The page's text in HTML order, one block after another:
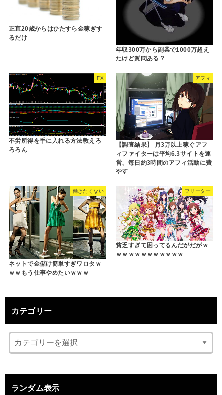
正直20歳からはひたすら金稼ぎす
るだけ
年収300万から副業で1000万超え
たけど質問ある？
FX
不労所得を手に入れる方法教えろ
ろろん
アフィ
【調査結果】 月3万以上稼ぐアフ
ィファイターは平均6.3サイトを運
営、毎日約3時間のアフィ活動に費
やす
働きたくない
ネットで金儲け簡単すぎワロタｗ
ｗｗもう仕事やめたいｗｗｗ
フリーター
貧乏すぎて困ってるんだがだがｗ
ｗｗｗｗｗｗｗｗｗｗｗ
カテゴリー
ランダム表示